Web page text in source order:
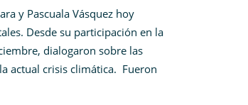
y Pascuala Vásquez hoy
Desde su participación en la
dialogaron sobre las
actual crisis climática. Fueron